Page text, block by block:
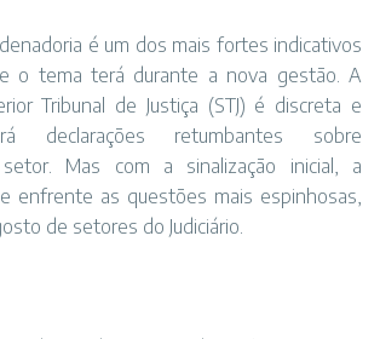
é um dos mais fortes indicativos
o tema terá durante a nova gestão. A
Tribunal de Justiça (STJ) é discreta e
declarações retumbantes sobre
Mas com a sinalização inicial, a
enfrente as questões mais espinhosas,
de setores do Judiciário.